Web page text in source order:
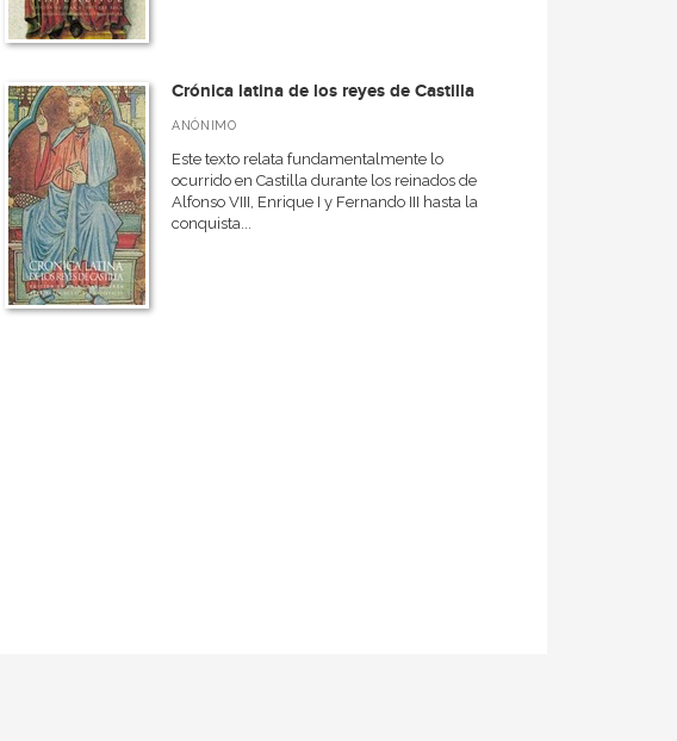
Crónica latina de los reyes de Castilla
ANÓNIMO
Este texto relata fundamentalmente lo
ocurrido en Castilla durante los reinados de
Alfonso VIII, Enrique I y Fernando III hasta la
conquista...